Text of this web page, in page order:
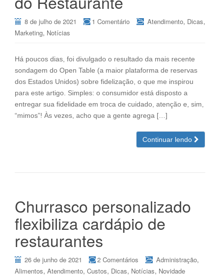
8 de julho de 2021 1 Comentário Atendimento, Dicas,
Marketing, Notícias
Há poucos dias, foi divulgado o resultado da mais recente
sondagem do Open Table (a maior plataforma de reservas
dos Estados Unidos) sobre fidelização, o que me inspirou
para este artigo. Simples: o consumidor está disposto a
entregar sua fidelidade em troca de cuidado, atenção e, sim,
“mimos”! Às vezes, acho que a gente agrega […]
Continuar lendo
Churrasco personalizado
flexibiliza cardápio de
restaurantes
26 de junho de 2021 2 Comentários Administração,
Alimentos, Atendimento, Custos, Dicas, Notícias, Novidade